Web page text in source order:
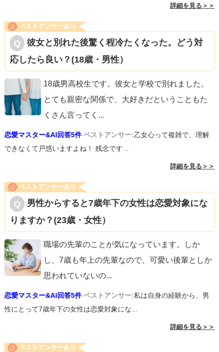
詳細を見る＞＞
ベストアンサーあり
彼女と別れた後驚く程冷たくなった。どう対
応したら良い？(18歳・男性）
18歳男高校生です。彼女と学校で別れました。
とても親密な関係で、大好きだということもた
くさん言ってく ...
恋愛マスター&AI回答5件 ベストアンサー:乙女心って複雑で、理解
できなくて戸惑いますよね！ 残念です...
詳細を見る＞＞
ベストアンサーあり
男性からすると7歳年下の女性は恋愛対象にな
りますか？(23歳・女性）
職場の先輩のことが気になっています。しか
し、7歳も年上の先輩なので、可愛い後輩としか
思われていないの...
恋愛マスター&AI回答5件 ベストアンサー:私は自身の経験から、男
性にとって7歳年下の女性は恋愛対象にな...
詳細を見る＞＞
ベストアンサーあり